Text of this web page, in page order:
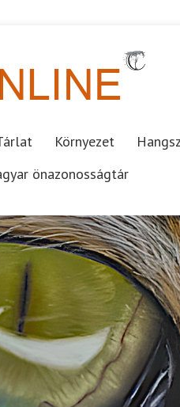
Környezet
önazonosságtár